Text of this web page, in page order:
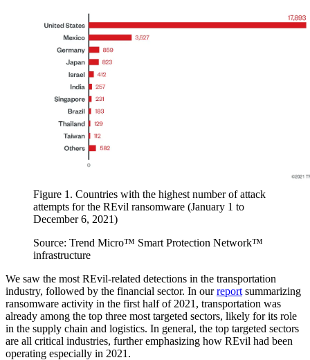
Figure 1. Countries with the highest number of attack
attempts for the REvil ransomware (January 1 to
December 6, 2021)
Source: Trend Micro™ Smart Protection Network™
infrastructure
We saw the most REvil-related detections in the transportation
industry, followed by the financial sector. In ourreport summarizing
ransomware activity in the first half of 2021, transportation was
already among the top three most targeted sectors, likely for its role
in the supply chain and logistics. In general, the top targeted sectors
are all critical industries, further emphasizing how REvil had been
operating especially in 2021.